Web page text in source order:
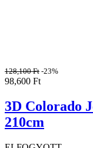
128,100Ft -23%
98,600 Ft
3D Colorado
210cm